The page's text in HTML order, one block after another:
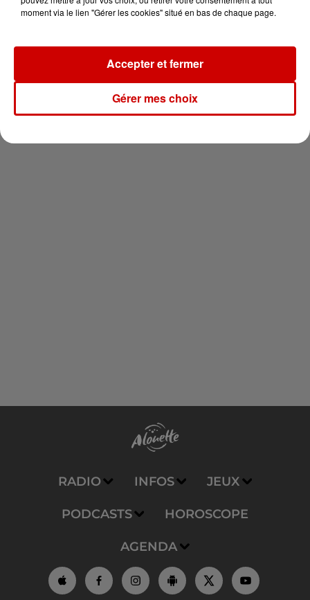
Newsletter
RADIO INFOS JEUX
PODCASTS HOROSCOPE
AGENDA
moment via le lien "Gérer les cookies" situé en bas de chaque page.
Gérer mes choix
Accepter et fermer